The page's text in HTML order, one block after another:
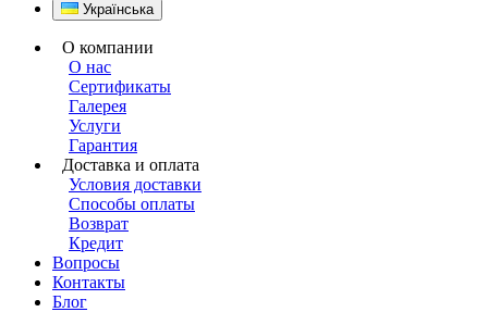
Українська
О компании
О нас
Сертификаты
Галерея
Услуги
Гарантия
Доставка и оплата
Условия доставки
Способы оплаты
Возврат
Кредит
Вопросы
Контакты
Блог